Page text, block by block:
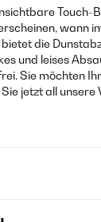
Touch-
wann
die
und leises
Sie möchten
jetzt all